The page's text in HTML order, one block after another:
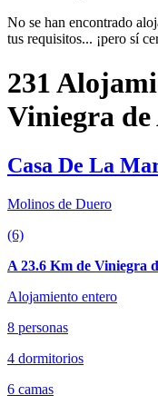
No se han encontrado
tus requisitos... ¡pero sí
231
Viniegra
Casa De La
Molinos de Duero
(6)
A 23.6 Km de Viniegra
Alojamiento entero
8 personas
4 dormitorios
6 camas